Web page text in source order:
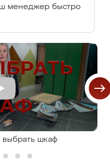
менеджер быстро
выбрать шкаф